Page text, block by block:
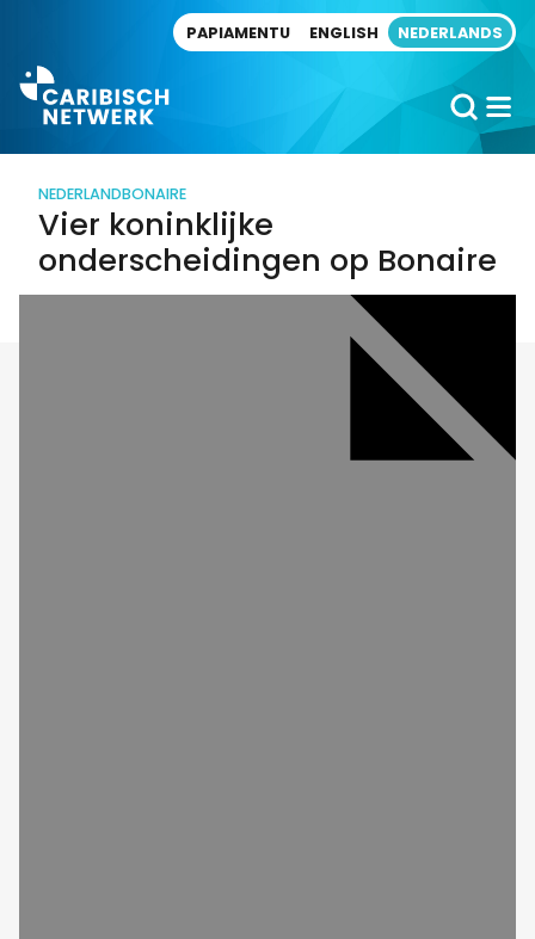
PAPIAMENTU ENGLISH NEDERLANDS
NEDERLANDBONAIRE
Vier koninklijke
onderscheidingen op Bonaire